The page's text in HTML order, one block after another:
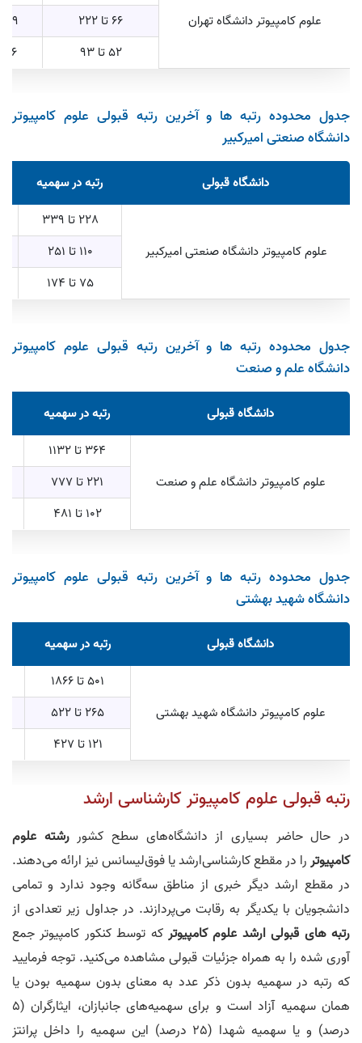
علوم کامپیوتر دانشگاه تهران
66 تا 222
229 تا
52 تا 93
716 تا 1611
جدول محدوده رتبه ها و آخرین رتبه قبولی علوم کامپیوتر
دانشگاه صنعتی امیرکبیر
دانشگاه قبولی رتبه در سهمیه
علوم کامپیوتر دانشگاه صنعتی امیرکبیر
228 تا 339
110 تا 251
75 تا 174
جدول محدوده رتبه ها و آخرین رتبه قبولی علوم کامپیوتر
دانشگاه علم و صنعت
دانشگاه قبولی رتبه در سهمیه
علوم کامپیوتر دانشگاه علم و صنعت
364 تا 1132
221 تا 777
102 تا 481
جدول محدوده رتبه ها و آخرین رتبه قبولی علوم کامپیوتر
دانشگاه شهید بهشتی
دانشگاه قبولی رتبه در سهمیه
علوم کامپیوتر دانشگاه شهید بهشتی
501 تا 1866
265 تا 522
121 تا 427
رتبه قبولی علوم کامپیوتر کارشناسی ارشد
در حال حاضر بسیاری از دانشگاه‌های سطح کشوررشته علوم
کامپیوتررا در مقطع کارشناسی‌ارشد یا فوق‌لیسانس نیز ارائه می‌دهند.
در مقطع ارشد دیگر خبری از مناطق سه‌گانه وجود ندارد و تمامی
دانشجویان با یکدیگر به رقابت می‌پردازند. در جداول زیر تعدادی از
رتبه های قبولی ارشد علوم کامپیوتر که توسط کنکور کامپیوتر جمع
آوری شده را به همراه جزئیات قبولی مشاهده می‌کنید. توجه فرمایید
که رتبه در سهمیه بدون ذکر عدد به معنای بدون سهمیه بودن یا
همان سهمیه آزاد است و برای سهمیه‌های جانبازان، ایثارگران (5
درصد) و یا سهمیه شهدا (25 درصد) این سهمیه را داخل پرانتز